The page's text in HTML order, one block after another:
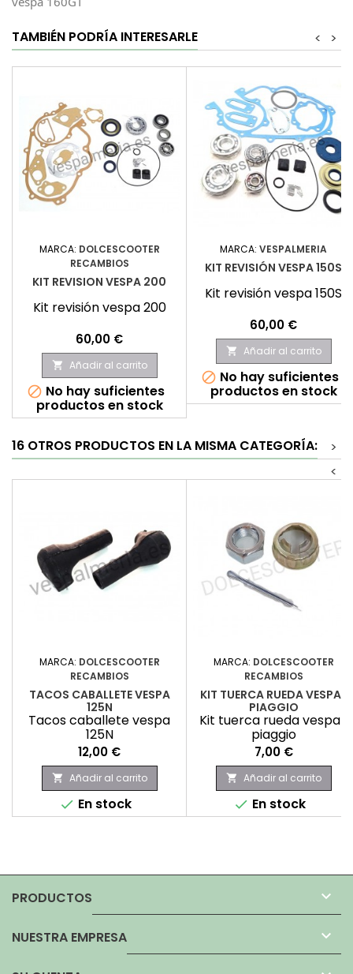
TAMBIÉN PODRÍA INTERESARLE >
<
MARCA: DOLCESCOOTER
RECAMBIOS
KIT REVISION VESPA 200
Kit revisión vespa 200
Precio
60,00 €
 Añadir al carrito
 No hay suficientes
productos en stock
MARCA: VESPALMERIA
KIT REVISIÓN VESPA 150S
Kit revisión vespa 150S
Precio
60,00 €
 Añadir al carrito
 No hay suficientes
productos en stock
16 OTROS PRODUCTOS EN LA MISMA CATEGORÍA:
>
<
MARCA: DOLCESCOOTER
RECAMBIOS
TACOS CABALLETE VESPA
125N
Tacos caballete vespa
125N
Precio
12,00 €
 Añadir al carrito
 En stock
MARCA: DOLCESCOOTER
RECAMBIOS
KIT TUERCA RUEDA VESPA-
PIAGGIO
Kit tuerca rueda vespa-
piaggio
Precio
7,00 €
 Añadir al carrito
 En stock
PRODUCTOS 
NUESTRA EMPRESA 